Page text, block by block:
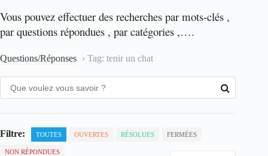
Vous pouvez effectuer des recherches par mots-clés ,
par questions répondues , par catégories ,….
Questions/Réponses › Tag: tenir un chat
Filtre: TOUTES OUVERTES RÉSOLUES FERMÉES
NON RÉPONDUES